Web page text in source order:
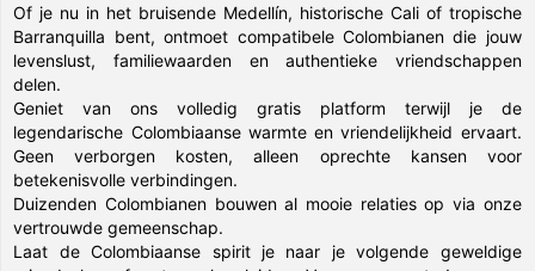
Of je nu in het bruisende Medellín, historische Cali of tropische
Barranquilla bent, ontmoet compatibele Colombianen die jouw
levenslust, familiewaarden en authentieke vriendschappen
delen.
Geniet van ons volledig gratis platform terwijl je de
legendarische Colombiaanse warmte en vriendelijkheid ervaart.
Geen verborgen kosten, alleen oprechte kansen voor
betekenisvolle verbindingen.
Duizenden Colombianen bouwen al mooie relaties op via onze
vertrouwde gemeenschap.
Laat de Colombiaanse spirit je naar je volgende geweldige